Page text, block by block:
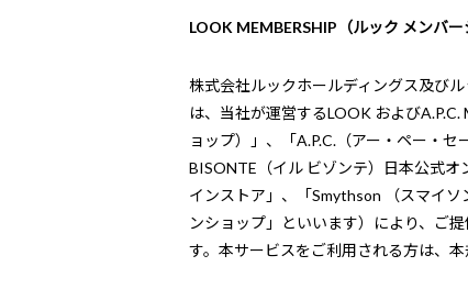
LOOK MEMBERSHIP（ルック メンバ
株式会社ルックホールディングス及び
は、当社が運営するLOOK および
ョップ）」、「A.P.C.（アー・ペー・
BISONTE（イル ビゾンテ）日本公式
インストア」、「Smythson （スマイ
ンショップ」といいます）により、ご
す。本サービスをご利用される方は、